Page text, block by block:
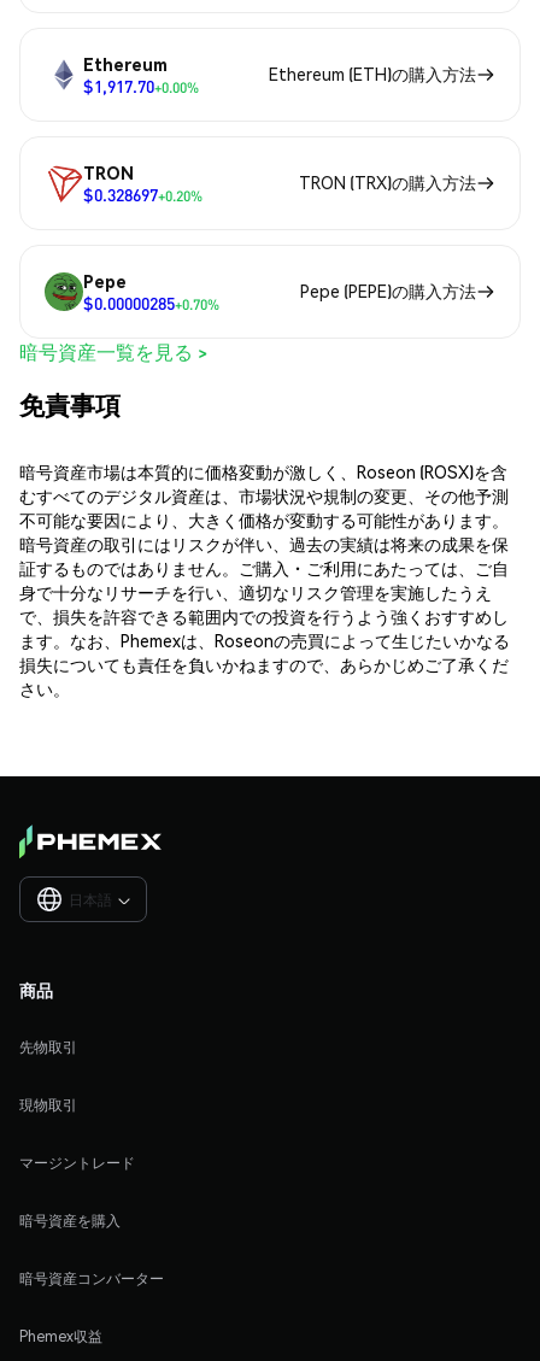
Ethereum
$1,917.70+0.00%
Ethereum (ETH)の購入方法
TRON
$0.328697+0.20%
TRON (TRX)の購入方法
Pepe
$0.00000285+0.70%
Pepe (PEPE)の購入方法
暗号資産一覧を見る >
免責事項
暗号資産市場は本質的に価格変動が激しく、Roseon (ROSX)を含
むすべてのデジタル資産は、市場状況や規制の変更、その他予測
不可能な要因により、大きく価格が変動する可能性があります。
暗号資産の取引にはリスクが伴い、過去の実績は将来の成果を保
証するものではありません。ご購入・ご利用にあたっては、ご自
身で十分なリサーチを行い、適切なリスク管理を実施したうえ
で、損失を許容できる範囲内での投資を行うよう強くおすすめし
ます。なお、Phemexは、Roseonの売買によって生じたいかなる
損失についても責任を負いかねますので、あらかじめご了承くだ
さい。
日本語 
商品
先物取引
現物取引
マージントレード
暗号資産を購入
暗号資産コンバーター
Phemex収益